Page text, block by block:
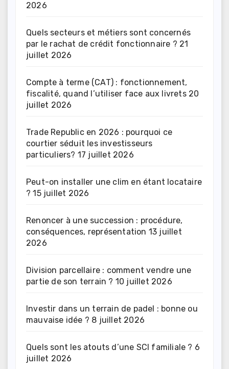
2026
Quels secteurs et métiers sont concernés
par le rachat de crédit fonctionnaire ? 21
juillet 2026
Compte à terme (CAT) : fonctionnement,
fiscalité, quand l’utiliser face aux livrets 20
juillet 2026
Trade Republic en 2026 : pourquoi ce
courtier séduit les investisseurs
particuliers? 17 juillet 2026
Peut-on installer une clim en étant locataire
? 15 juillet 2026
Renoncer à une succession : procédure,
conséquences, représentation 13 juillet
2026
Division parcellaire : comment vendre une
partie de son terrain ? 10 juillet 2026
Investir dans un terrain de padel : bonne ou
mauvaise idée ? 8 juillet 2026
Quels sont les atouts d’une SCI familiale ? 6
juillet 2026